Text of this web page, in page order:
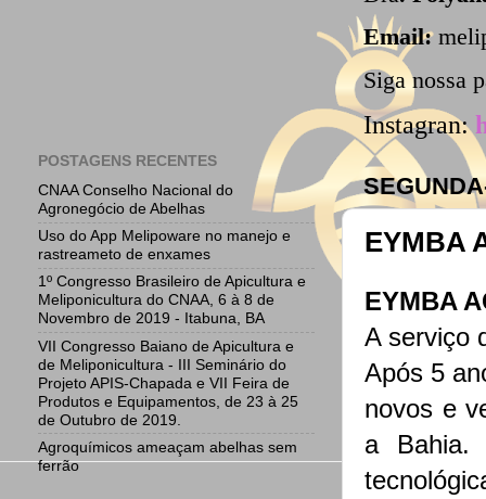
Email:
Siga nossa
Instagran:
EYMBA
EYMBA
A serviço
Após 5
novos e
a Bahia.
POSTAGENS RECENTES
CNAA Conselho Nacional do
Agronegócio de Abelhas
Uso do App Melipoware no manejo e
rastreameto de enxames
1º Congresso Brasileiro de Apicultura e
Meliponicultura do CNAA, 6 à 8 de
Novembro de 2019 - Itabuna, BA
VII Congresso Baiano de Apicultura e
de Meliponicultura - III Seminário do
Projeto APIS-Chapada e VII Feira de
Produtos e Equipamentos, de 23 à 25
de Outubro de 2019.
Agroquímicos ameaçam abelhas sem
ferrão